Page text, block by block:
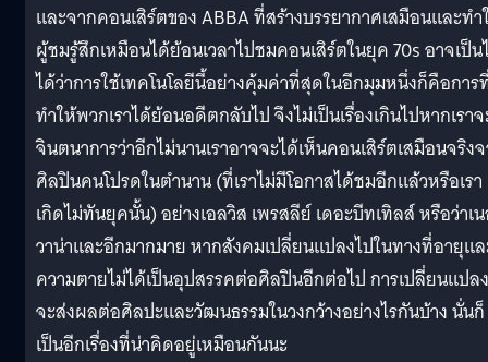
และจากคอนเสิร์ตของ ABBA ที่สร้างบรรยากาศเสมือนและท
ผู้ชมรู้สึกเหมือนได้ย้อนเวลาไปชมคอนเสิร์ตในยุค 70s อาจเป็น
ได้ว่าการใช้เทคโนโลยีนี้อย่างคุ้มค่าที่สุดในอีกมุมหนึ่งก็คือการ
ทำให้พวกเราได้ย้อนอดีตกลับไป จึงไม่เป็นเรื่องเกินไปหากเรา
จินตนาการว่าอีกไม่นานเราอาจจะได้เห็นคอนเสิร์ตเสมือนจริง
ศิลปินคนโปรดในตำนาน (ที่เราไม่มีโอกาสได้ชมอีกแล้วหรือเรา
เกิดไม่ทันยุคนั้น) อย่างเอลวิส เพรสลีย์ เดอะบีทเทิลส์ หรือว่าเ
วาน่าและอีกมากมาย หากสังคมเปลี่ยนแปลงไปในทางที่อายุแ
ความตายไม่ได้เป็นอุปสรรคต่อศิลปินอีกต่อไป การเปลี่ยนแปล
จะส่งผลต่อศิลปะและวัฒนธรรมในวงกว้างอย่างไรกันบ้าง นั่นก็
เป็นอีกเรื่องที่น่าคิดอยู่เหมือนกันนะ